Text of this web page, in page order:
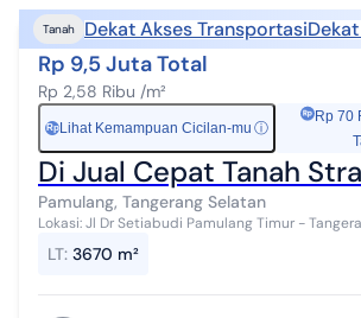
Tanah Dekat Akses TransportasiDekat
Rp 9,5 Juta Total
Rp 2,58 Ribu /m²
Rp Lihat Kemampuan Cicilan-mu ⓘ
Rp 70
Di Jual Cepat Tanah
Pamulang, Tangerang Selatan
Lokasi: Jl Dr Setiabudi Pamulang Timur - Tangerang Selatan (pinggir
Hak ...
LT: 3670 m²